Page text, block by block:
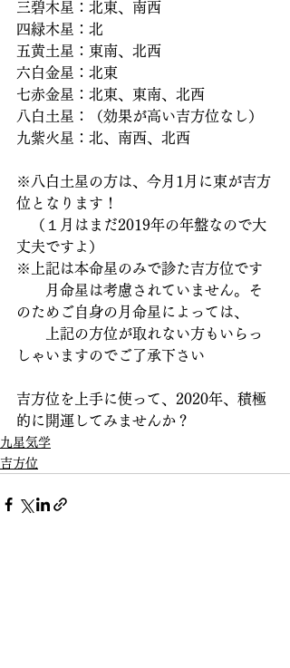
三碧木星：北東、南西
四緑木星：北
五黄土星：東南、北西
六白金星：北東
七赤金星：北東、東南、北西
八白土星：（効果が高い吉方位なし）
九紫火星：北、南西、北西
※八白土星の方は、今月1月に東が吉方
位となります！
（１月はまだ2019年の年盤なので大
丈夫ですよ）
※上記は本命星のみで診た吉方位です
月命星は考慮されていません。そ
のためご自身の月命星によっては、
上記の方位が取れない方もいらっ
しゃいますのでご了承下さい
吉方位を上手に使って、2020年、積極
的に開運してみませんか？
九星気学
吉方位